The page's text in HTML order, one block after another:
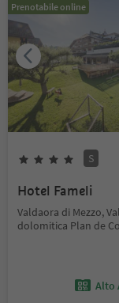
Prenotabile online
S
Hotel Fameli
Valdaora di Mezzo,
dolomitica Plan de
Alto